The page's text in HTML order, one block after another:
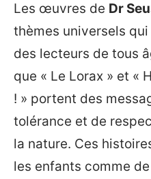
Les œuvres de Dr
thèmes universels
des lecteurs de tous
que « Le Lorax » et «
! » portent des
tolérance et de
la nature. Ces
les enfants comme